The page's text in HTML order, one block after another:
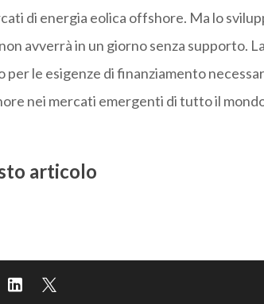
di energia eolica offshore. Ma lo
avverrà in un giorno senza supporto.
le esigenze di finanziamento
nei mercati emergenti di tutto il
articolo